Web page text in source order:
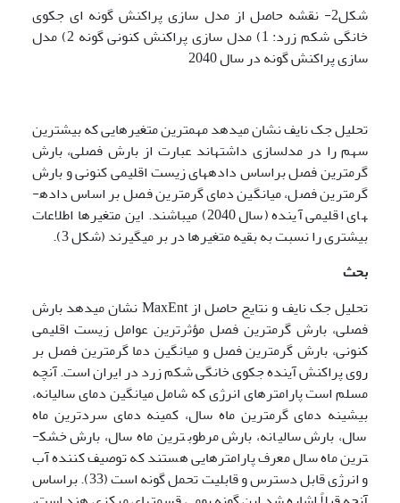
شکل2- نقشه حاصل از مدل سازی پراکنش گونه ای جکوی
خانگی شکم زرد: 1) مدل سازی پراکنش کنونی گونه 2) مدل
سازی پراکنش گونه در سال 2040
تحلیل جک نایف نشان می­دهد مهم­ترین متغیرهایی که بیشترین
سهم را در مدل­سازی داشته­اند عبارت از بارش فصلی، بارش
گرمترین فصل براساس داده­های زیست اقلیمی کنونی و بارش
گرمترین فصل، میانگین دمای گرمترین فصل بر اساس داده­
های اقلیمی آینده (سال 2040) می­باشند. این متغیرها اطلاعات
بیشتری را نسبت به بقیه متغیرها در بر می­گیرند (شکل 3).
بحث
تحلیل جک نایف و نتایج حاصل از MaxEnt نشان می­دهد بارش
فصلی، بارش گرمترین فصل مؤثرترین عوامل زیست اقلیمی
کنونی، بارش گرمترین فصل و میانگین دما گرمترین فصل بر
روی پراکنش آینده جکوی خانگی شکم زرد در ایران است. آنچه
مسلم است پارامترهای انرژی که شامل میانگین دمای سالیانه،
بیشینه دمای گرمترین ماه سال، کمینه دمای سردترین ماه
سال، بارش سالیانه، بارش مرطوب­ترین ماه سال، بارش خشک­
ترین ماه سال معرف پارامترهایی هستند که توصیف کننده آب
و انرژی قابل دسترس و قابلیت تحمل گونه است (33). براساس